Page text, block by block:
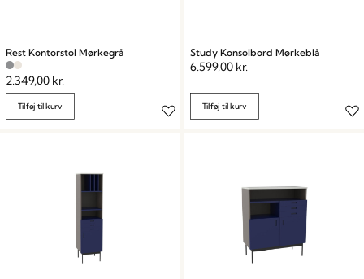
Rest Kontorstol Mørkegrå
2.349,00 kr.
Tilføj til kurv
Study Konsolbord Mørkeblå
6.599,00 kr.
Tilføj til kurv